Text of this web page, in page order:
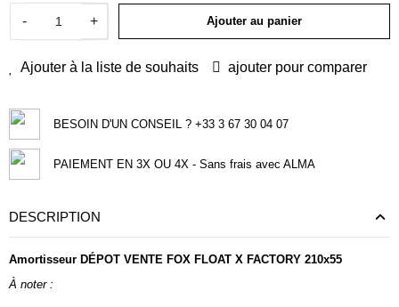
- + Ajouter au panier
Ajouter à la liste de souhaits ajouter pour comparer
BESOIN D'UN CONSEIL ? +33 3 67 30 04 07
PAIEMENT EN 3X OU 4X - Sans frais avec ALMA
DESCRIPTION
Amortisseur DÉPOT VENTE FOX FLOAT X FACTORY 210x55
À noter :